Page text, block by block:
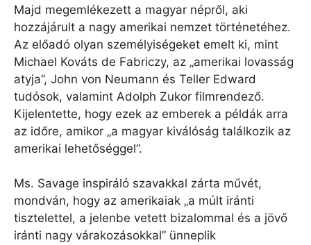
Majd megemlékezett a magyar népről, aki
hozzájárult a nagy amerikai nemzet történetéhez.
Az előadó olyan személyiségeket emelt ki, mint
Michael Kováts de Fabriczy, az „amerikai lovasság
atyja”, John von Neumann és Teller Edward
tudósok, valamint Adolph Zukor filmrendező.
Kijelentette, hogy ezek az emberek a példák arra
az időre, amikor „a magyar kiválóság találkozik az
amerikai lehetőséggel”.
Ms. Savage inspiráló szavakkal zárta művét,
mondván, hogy az amerikaiak „a múlt iránti
tisztelettel, a jelenbe vetett bizalommal és a jövő
iránti nagy várakozásokkal” ünneplik